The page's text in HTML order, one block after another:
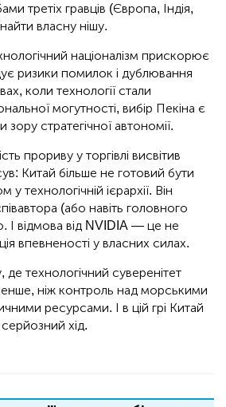
третіх гравців (Європа, Індія,
власну нішу.
націоналізм прискорює
ризики помилок і дублювання
коли технології стали
могутності, вибір Пекіна є
стратегічної автономії.
прориву у торгівлі висвітив
Китай більше не готовий бути
технологічній ієрархії. Він
(або навіть головного
І відмова від NVIDIA — це не
впевненості у власних силах.
де технологічний суверенітет
ніж контроль над морськими
ресурсами. І в цій грі Китай
хід.